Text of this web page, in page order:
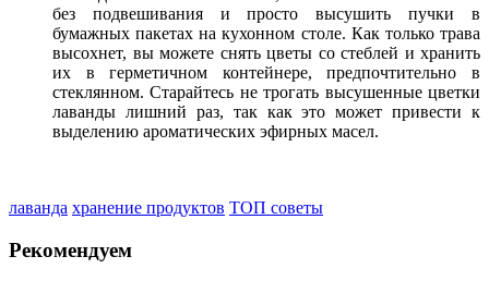
без подвешивания и просто высушить пучки в
бумажных пакетах на кухонном столе. Как только трава
высохнет, вы можете снять цветы со стеблей и хранить
их в герметичном контейнере, предпочтительно в
стеклянном. Старайтесь не трогать высушенные цветки
лаванды лишний раз, так как это может привести к
выделению ароматических эфирных масел.
лаванда хранение продуктов ТОП советы
Рекомендуем